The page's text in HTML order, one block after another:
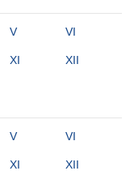
V VI
XI XII
V VI
XI XII